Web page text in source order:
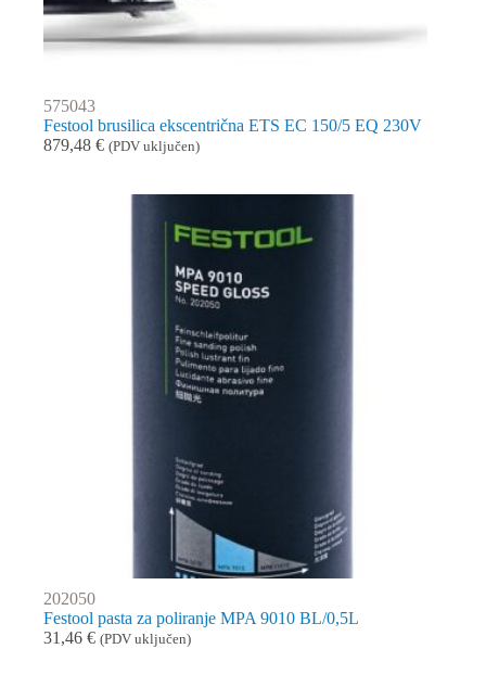
575043
Festool brusilica ekscentrična ETS EC 150/5 EQ 230V
879,48 € (PDV uključen)
202050
Festool pasta za poliranje MPA 9010 BL/0,5L
31,46 € (PDV uključen)